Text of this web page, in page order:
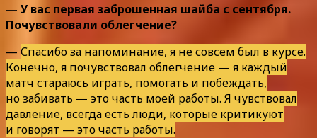
— У вас первая заброшенная шайба с сентября.
Почувствовали облегчение?
— Спасибо за напоминание, я не совсем был в курсе.
Конечно, я почувствовал облегчение — я каждый
матч стараюсь играть, помогать и побеждать,
но забивать — это часть моей работы. Я чувствовал
давление, всегда есть люди, которые критикуют
и говорят — это часть работы.